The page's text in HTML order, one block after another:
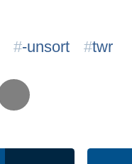
#-unsort #twr